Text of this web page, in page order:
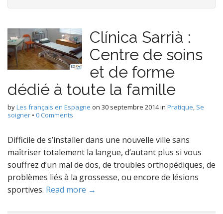
Clínica Sarrià :
Centre de soins
et de forme
dédié à toute la famille
byLes français en Espagne on 30 septembre 2014in Pratique, Se
soigner • 0 Comments
Difficile de s’installer dans une nouvelle ville sans
maîtriser totalement la langue, d’autant plus si vous
souffrez d’un mal de dos, de troubles orthopédiques, de
problèmes liés à la grossesse, ou encore de lésions
sportives. Read more →